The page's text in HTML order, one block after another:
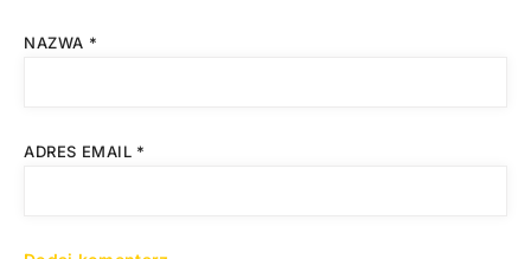
NAZWA *
ADRES EMAIL *